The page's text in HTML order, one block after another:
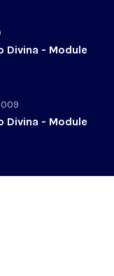
Divina - Module
Divina - Module